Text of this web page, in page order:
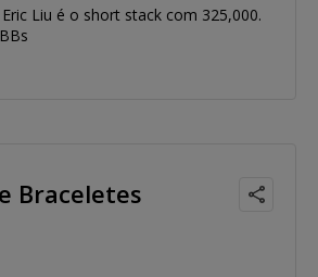
Liu é o short stack com 325,000.
Braceletes